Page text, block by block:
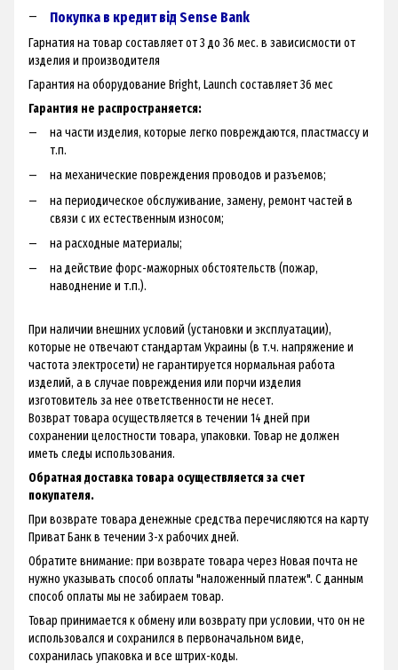
Покупка в кредит від Sense Bank
Гарнатия на товар составляет от 3 до 36 мес. в зависисмости от
изделия и производителя
Гарантия на оборудование Bright, Launch составляет 36 мес
Гарантия не распространяется:
на части изделия, которые легко повреждаются, пластмассу и
т.п.
на механические повреждения проводов и разъемов;
на периодическое обслуживание, замену, ремонт частей в
связи с их естественным износом;
на расходные материалы;
на действие форс-мажорных обстоятельств (пожар,
наводнение и т.п.).
При наличии внешних условий (установки и эксплуатации),
которые не отвечают стандартам Украины (в т.ч. напряжение и
частота электросети) не гарантируется нормальная работа
изделий, а в случае повреждения или порчи изделия
изготовитель за нее ответственности не несет.
Возврат товара осуществляется в течении 14 дней при
сохранении целостности товара, упаковки. Товар не должен
иметь следы использования.
Обратная доставка товара осуществляется за счет
покупателя.
При возврате товара денежные средства перечисляются на карту
Приват Банк в течении 3-х рабочих дней.
Обратите внимание: при возврате товара через Новая почта не
нужно указывать способ оплаты "наложенный платеж". С данным
способ оплаты мы не забираем товар.
Товар принимается к обмену или возврату при условии, что он не
использовался и сохранился в первоначальном виде,
сохранилась упаковка и все штрих-коды.